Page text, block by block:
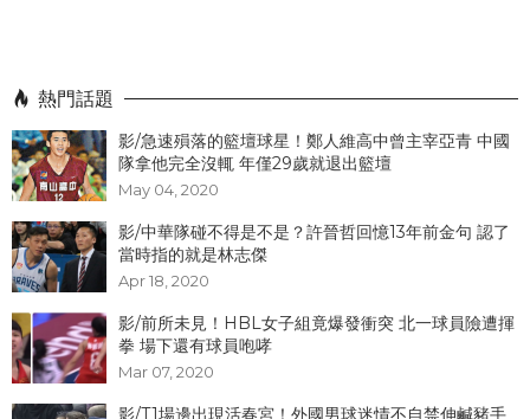
熱門話題
影/急速殞落的籃壇球星！鄭人維高中曾主宰亞青 中國
隊拿他完全沒輒 年僅29歲就退出籃壇
May 04, 2020
影/中華隊碰不得是不是？許晉哲回憶13年前金句 認了
當時指的就是林志傑
Apr 18, 2020
影/前所未見！HBL女子組竟爆發衝突 北一球員險遭揮
拳 場下還有球員咆哮
Mar 07, 2020
影/T1場邊出現活春宮！外國男球迷情不自禁伸鹹豬手